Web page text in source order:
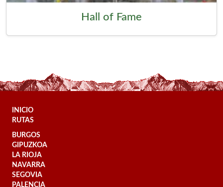
Hall of Fame
INICIO
RUTAS
BURGOS
GIPUZKOA
LA RIOJA
NAVARRA
SEGOVIA
PALENCIA